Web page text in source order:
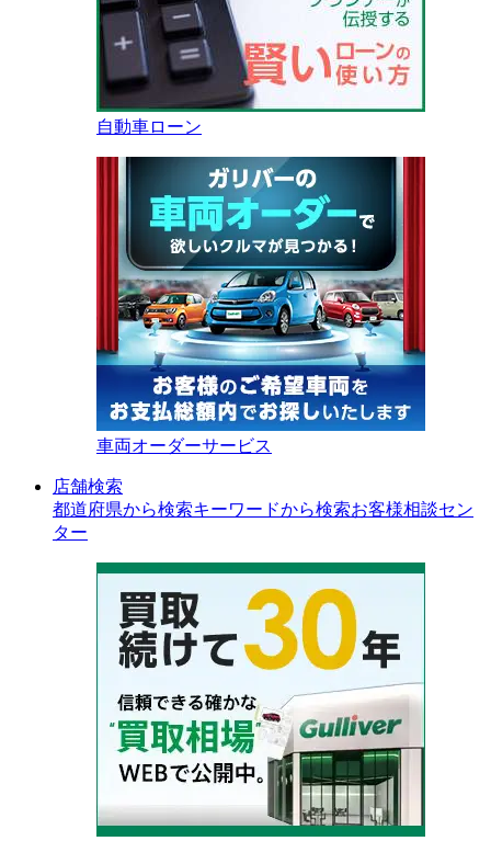
自動車ローン
車両オーダーサービス
店舗検索
都道府県から検索キーワードから検索お客様相談セン
ター